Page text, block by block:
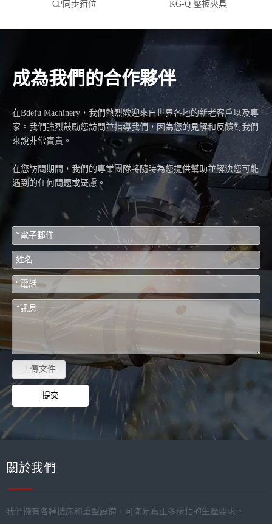
CP同步箝位 KG-Q 壓板夾具
成為我們的合作夥伴
在Bdefu Machinery，我們熱烈歡迎來自世界各地的新老客戶以及專
家。我們強烈鼓勵您訪問並指導我們，因為您的見解和反饋對我們
來說非常寶貴。
在您訪問期間，我們的專業團隊將隨時為您提供幫助並解決您可能
遇到的任何問題或疑慮。
上傳文件
提交
關於我們
我們擁有各種機床和重型設備，可滿足真正多樣化的生產要求。​​​​​​​